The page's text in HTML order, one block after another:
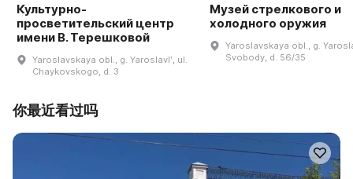
Культурно-
просветительский центр
имени В. Терешковой
Yaroslavskaya obl., g. Yaroslavlʹ, ul.
Chaykovskogo, d. 3
Музей стрелкового и
холодного оружия
Yaroslavskaya obl., g.
Svobody, d. 56/35
你最近看过吗